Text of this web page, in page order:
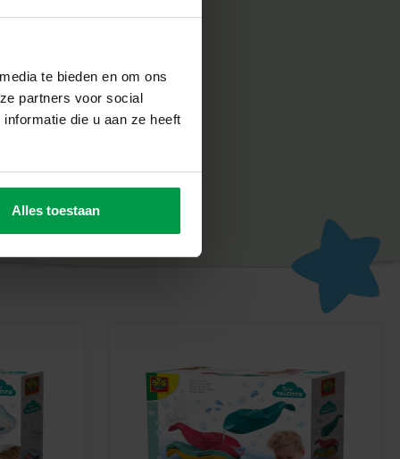
te bieden en om ons
partners voor social
die u aan ze heeft
Alles toestaan